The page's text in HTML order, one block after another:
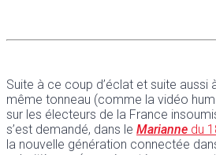
Suite à ce coup d’éclat et suite aussi
même tonneau (comme la vidéo
sur les électeurs de la France
s’est demandé, dans le Marianne du
la nouvelle génération connectée